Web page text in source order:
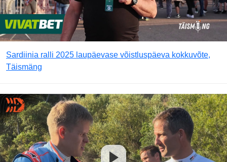
Sardiinia ralli 2025 laupäevase võistluspäeva kokkuvõte,
Täismäng